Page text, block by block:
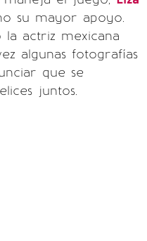
su mayor apoyo.
la actriz mexicana
algunas fotografías
que se
juntos.